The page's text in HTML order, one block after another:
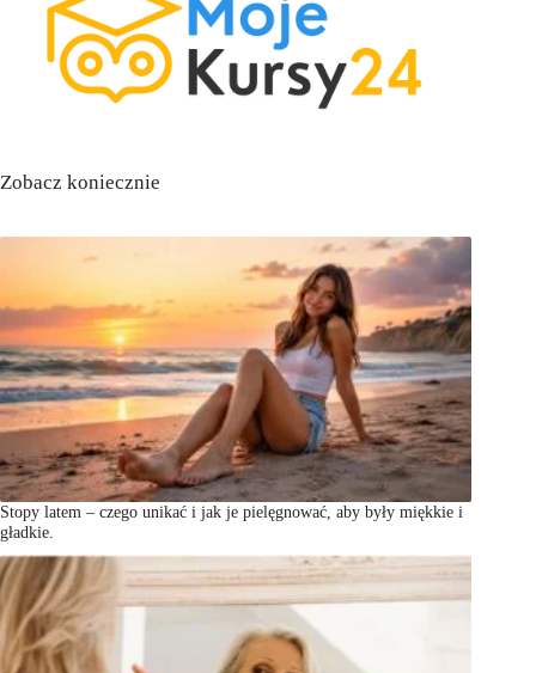
Zobacz koniecznie
Stopy latem – czego unikać i jak je pielęgnować, aby były miękkie i
gładkie.